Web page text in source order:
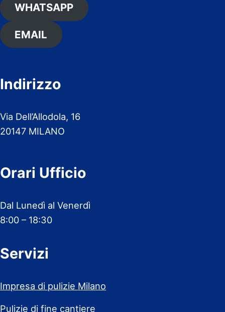
WHATSAPP
EMAIL
Indirizzo
Via Dell’Allodola, 16
20147 MILANO
Orari Ufficio
Dal Lunedì al Venerdì
8:00 – 18:30
Servizi
Impresa di pulizie Milano
Pulizie di fine cantiere